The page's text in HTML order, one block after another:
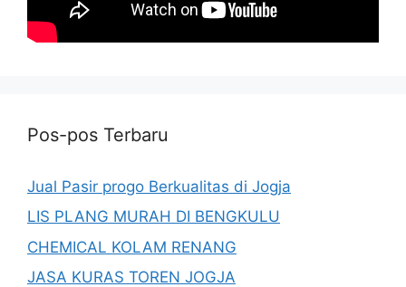
Pos-pos Terbaru
Jual Pasir progo Berkualitas di Jogja
LIS PLANG MURAH DI BENGKULU
CHEMICAL KOLAM RENANG
JASA KURAS TOREN JOGJA